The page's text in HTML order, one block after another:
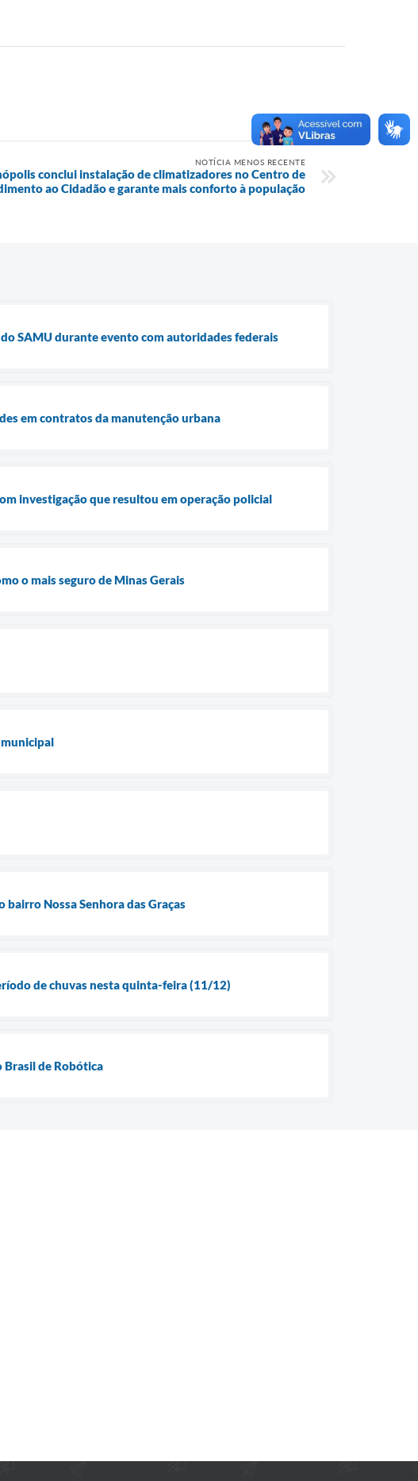
NOTÍCIA MENOS RECENTE
conclui instalação de climatizadores no Centro de
ao Cidadão e garante mais conforto à população
SAMU durante evento com autoridades federais
em contratos da manutenção urbana
investigação que resultou em operação policial
o mais seguro de Minas Gerais
municipal
Nossa Senhora das Graças
de chuvas nesta quinta-feira (11/12)
Brasil de Robótica